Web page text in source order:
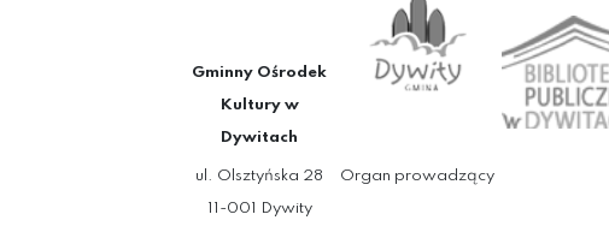
Gminny Ośrodek
Kultury w
Dywitach
ul. Olsztyńska 28
11-001 Dywity
Organ prowadzący